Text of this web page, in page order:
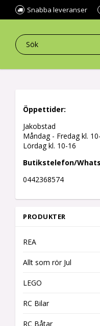
Snabba leveranser
Öppettider:
Jakobstad
Måndag - Fredag kl.
Lördag kl. 10-16
Butikstelefon/
0442368574
PRODUKTER
REA
Allt som rör Jul
LEGO
RC Bilar
RC Båtar